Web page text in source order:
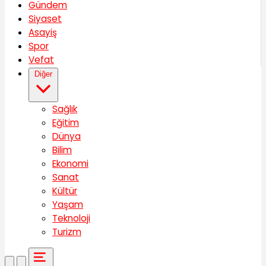
Gündem
Siyaset
Asayiş
Spor
Vefat
Diğer
Sağlık
Eğitim
Dünya
Bilim
Ekonomi
Sanat
Kültür
Yaşam
Teknoloji
Turizm